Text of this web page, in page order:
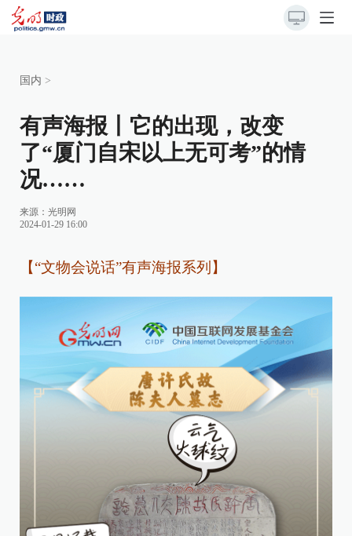
国内 >
有声海报丨它的出现，改变
了“厦门自宋以上无可考”的情
况……
来源： 光明网
2024-01-29 16:00
【“文物会说话”有声海报系列】